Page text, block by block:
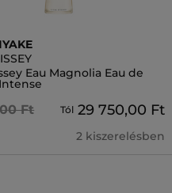
Eau Magnolia Eau de
Ft Tól 29 750,00 Ft
2 kiszerelésben